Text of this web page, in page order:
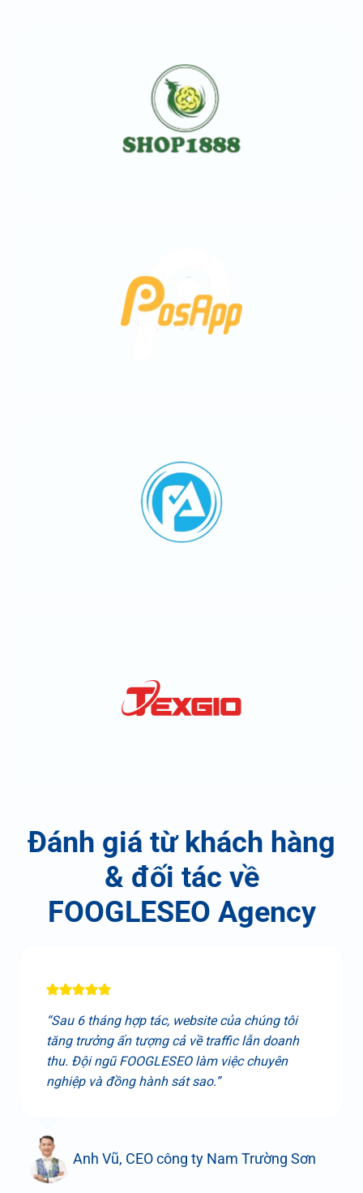
Đánh giá từ khách hàng
& đối tác về
FOOGLESEO Agency
“Sau 6 tháng hợp tác, website của chúng tôi
tăng trưởng ấn tượng cả về traffic lẫn doanh
thu. Đội ngũ FOOGLESEO làm việc chuyên
nghiệp và đồng hành sát sao.”
Anh Vũ, CEO công ty Nam Trường Sơn